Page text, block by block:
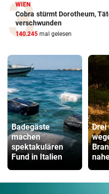
WIEN
Cobra stürmt Dorotheum,
verschwunden
140.245 mal gelesen
Badegäste
machen
spektakulären
Fund in Italien
Drei